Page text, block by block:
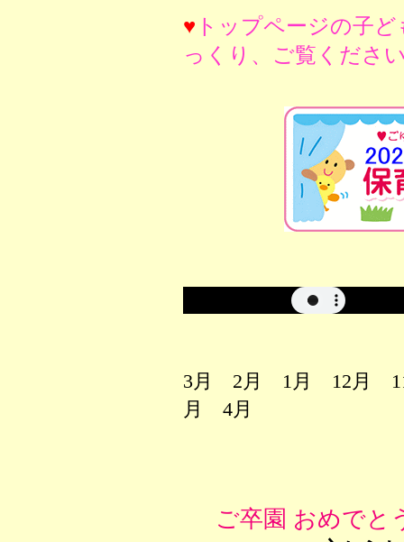
♥ トップページの子
っくり、ご覧くださ
3月 2月 1月 12月
月 4月
ご卒園 おめでと